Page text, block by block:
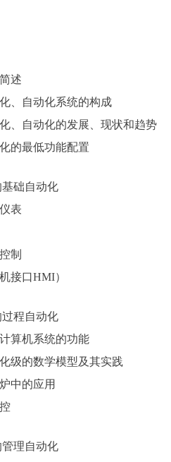
述
、自动化系统的构成
、自动化的发展、现状和趋势
的最低功能配置
础自动化
表
制
接口HMI）
程自动化
算机系统的功能
级的数学模型及其实践
中的应用
理自动化